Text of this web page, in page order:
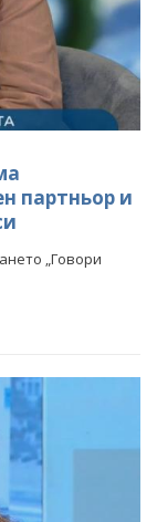
партньор и
„Говори